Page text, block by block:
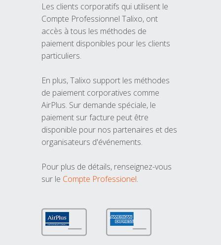
Les clients corporatifs qui utilisent le
Compte Professionnel Talixo, ont
accès à tous les méthodes de
paiement disponibles pour les clients
particuliers.
En plus, Talixo support les méthodes
de paiement corporatives comme
AirPlus. Sur demande spéciale, le
paiement sur facture peut être
disponible pour nos partenaires et des
organisateurs d'événements.
Pour plus de détails, renseignez-vous
sur le Compte Professionel.